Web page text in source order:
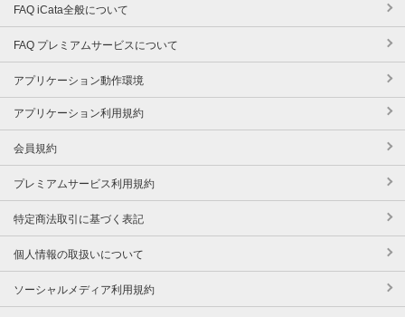
FAQ iCata全般について
FAQ プレミアムサービスについて
アプリケーション動作環境
アプリケーション利用規約
会員規約
プレミアムサービス利用規約
特定商法取引に基づく表記
個人情報の取扱いについて
ソーシャルメディア利用規約